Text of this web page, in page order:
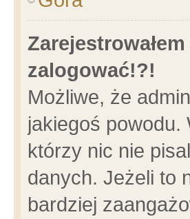
zalogować!?!
Możliwe, że
jakiegoś
którzy nic nie
danych. Jeżeli to
bardziej